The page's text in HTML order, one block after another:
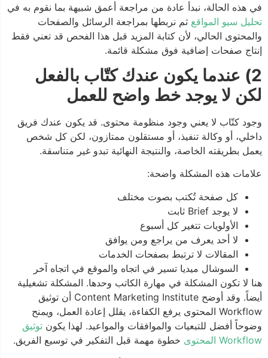
في هذه الحالة، نبدأ عادة من مراجعة أعمق شبيهة بما نقوم به في
تحليل سيو المواقعثم نربطها بمراجعة الرسائل والصفحات
والمحتوى الحالي، لأن كتابة المزيد قبل هذا الفحص قد تعني فقط
إنتاج صفحات إضافية فوق مشكلة قائمة.
2) عندما يكون عندك كتّاب بالفعل
لكن لا يوجد خط واضح للعمل
وجود كتّاب لا يعني وجود منظومة محتوى. قد يكون عندك فريق
داخلي، أو وكالة تنفيذ، أو مستقلون ممتازون، لكن كل شخص
يعمل بطريقته الخاصة، والنتيجة النهائية تبدو غير متناسقة.
علامات هذه المشكلة واضحة:
كل صفحة تُكتب بصوت مختلف
لا يوجد Brief ثابت
الأولويات تتغير كل أسبوع
لا أحد يعرف من يراجع ومن يوافق
المقالات لا ترتبط بصفحات الخدمات
السوشال ميديا تسير في اتجاه والموقع في اتجاه آخر
هنا لا تكون المشكلة في مهارة الكاتب وحدها. المشكلة تشغيلية
أيضاً. وقد أوضح Content Marketing Institute أن توثيق
Workflow المحتوى يرفع الكفاءة، يقلل إعادة العمل، ويمنح
وضوحاً أفضل للتبعيات والموافقات والمواعيد. لهذا يكون توثيق
Workflow المحتوى
خطوة مهمة قبل التفكير في توسيع الفريق.